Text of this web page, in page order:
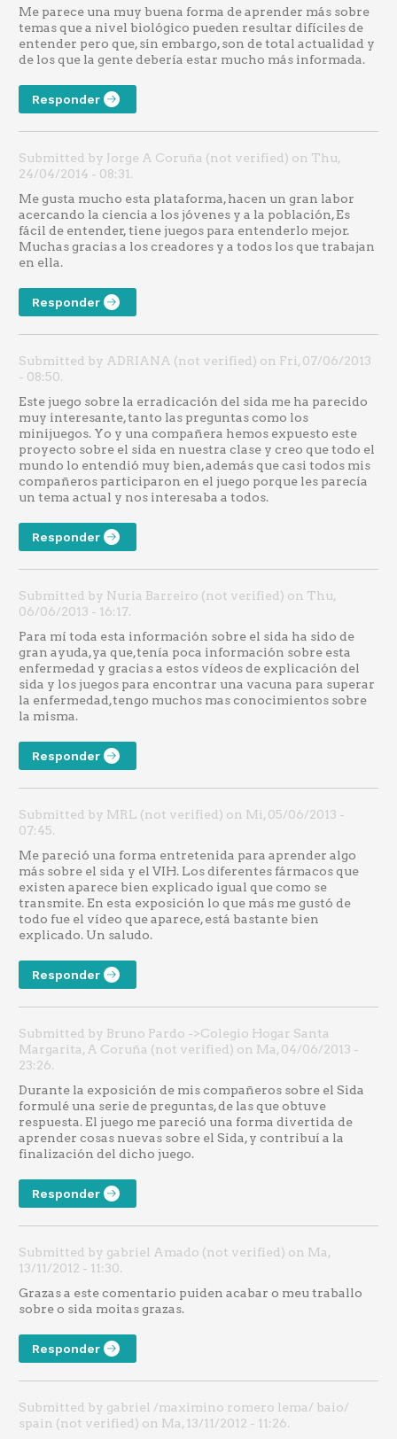
Me parece una muy buena forma de aprender más sobre
temas que a nivel biológico pueden resultar difíciles de
entender pero que, sin embargo, son de total actualidad y
de los que la gente debería estar mucho más informada.
Responder
Submitted by Jorge A Coruña (not verified) on Thu,
24/04/2014 - 08:31.
Me gusta mucho esta plataforma, hacen un gran labor
acercando la ciencia a los jóvenes y a la población, Es
fácil de entender, tiene juegos para entenderlo mejor.
Muchas gracias a los creadores y a todos los que trabajan
en ella.
Responder
Submitted by ADRIANA (not verified) on Fri, 07/06/2013
- 08:50.
Este juego sobre la erradicación del sida me ha parecido
muy interesante, tanto las preguntas como los
minijuegos. Yo y una compañera hemos expuesto este
proyecto sobre el sida en nuestra clase y creo que todo el
mundo lo entendió muy bien, además que casi todos mis
compañeros participaron en el juego porque les parecía
un tema actual y nos interesaba a todos.
Responder
Submitted by Nuria Barreiro (not verified) on Thu,
06/06/2013 - 16:17.
Para mí toda esta información sobre el sida ha sido de
gran ayuda,ya que,tenía poca información sobre esta
enfermedad y gracias a estos vídeos de explicación del
sida y los juegos para encontrar una vacuna para superar
la enfermedad,tengo muchos mas conocimientos sobre
la misma.
Responder
Submitted by MRL (not verified) on Mi, 05/06/2013 -
07:45.
Me pareció una forma entretenida para aprender algo
más sobre el sida y el VIH. Los diferentes fármacos que
existen aparece bien explicado igual que como se
transmite. En esta exposición lo que más me gustó de
todo fue el vídeo que aparece, está bastante bien
explicado. Un saludo.
Responder
Submitted by Bruno Pardo ->Colegio Hogar Santa
Margarita, A Coruña (not verified) on Ma, 04/06/2013 -
23:26.
Durante la exposición de mis compañeros sobre el Sida
formulé una serie de preguntas, de las que obtuve
respuesta. El juego me pareció una forma divertida de
aprender cosas nuevas sobre el Sida, y contribuí a la
finalización del dicho juego.
Responder
Submitted by gabriel Amado (not verified) on Ma,
13/11/2012 - 11:30.
Grazas a este comentario puiden acabar o meu traballo
sobre o sida moitas grazas.
Responder
Submitted by gabriel /maximino romero lema/ baio/
spain (not verified) on Ma, 13/11/2012 - 11:26.